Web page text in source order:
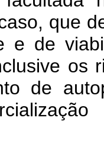
que
e de
os
de